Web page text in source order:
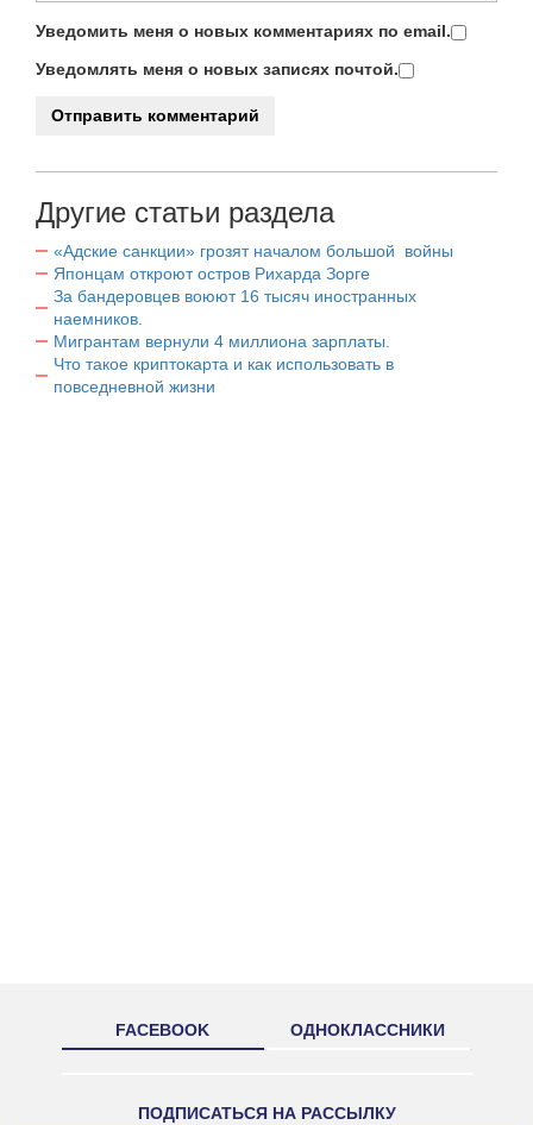
Уведомить меня о новых комментариях по email.
Уведомлять меня о новых записях почтой.
Другие статьи раздела
«Адские санкции» грозят началом большой войны
Японцам откроют остров Рихарда Зорге
За бандеровцев воюют 16 тысяч иностранных
наемников.
Мигрантам вернули 4 миллиона зарплаты.
Что такое криптокарта и как использовать в
повседневной жизни
FACEBOOK ОДНОКЛАССНИКИ
ПОДПИСАТЬСЯ НА РАССЫЛКУ